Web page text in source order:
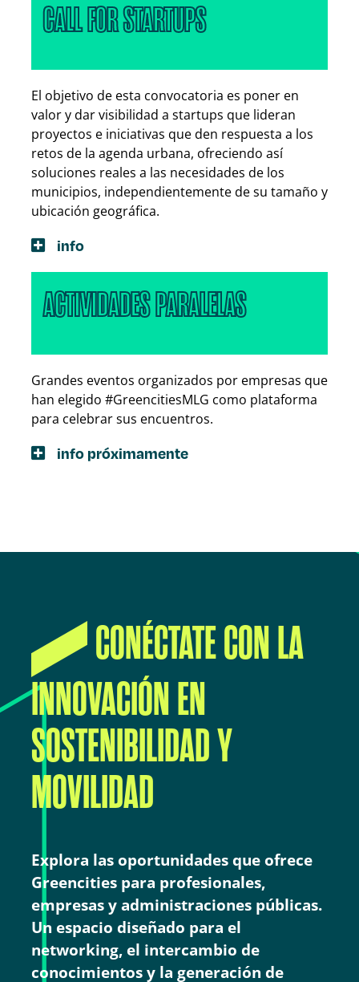
CALL FOR STARTUPS
El objetivo de esta convocatoria es poner en
valor y dar visibilidad a startups que lideran
proyectos e iniciativas que den respuesta a los
retos de la agenda urbana, ofreciendo así
soluciones reales a las necesidades de los
municipios, independientemente de su tamaño y
ubicación geográfica.
info
ACTIVIDADES PARALELAS
Grandes eventos organizados por empresas que
han elegido #GreencitiesMLG como plataforma
para celebrar sus encuentros.
info próximamente
CONÉCTATE CON LA
INNOVACIÓN EN
SOSTENIBILIDAD Y
MOVILIDAD
Explora las oportunidades que ofrece
Greencities para profesionales,
empresas y administraciones públicas.
Un espacio diseñado para el
networking, el intercambio de
conocimientos y la generación de